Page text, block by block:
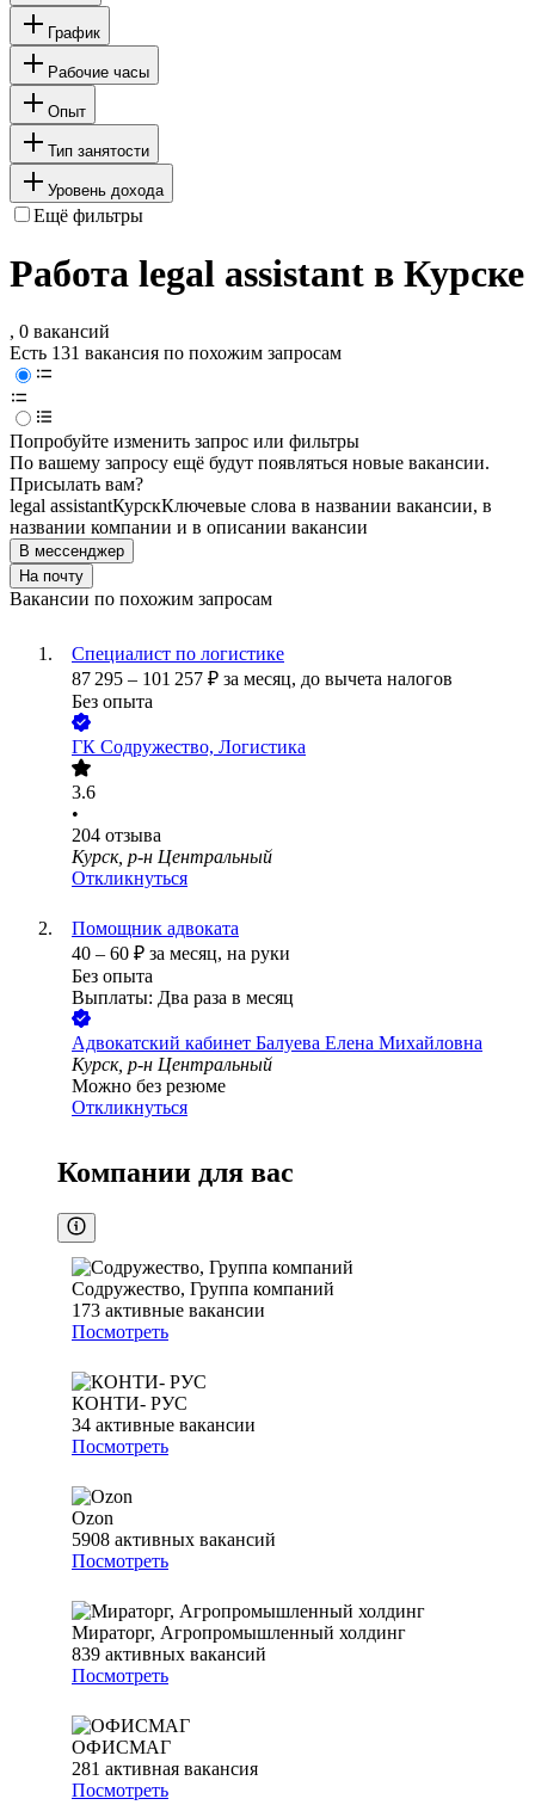
График
Рабочие часы
Опыт
Тип занятости
Уровень дохода
Ещё фильтры
Работа legal assistant в Курске
, 0 вакансий
Есть 131 вакансия по похожим запросам
Попробуйте изменить запрос или фильтры
По вашему запросу ещё будут появляться новые вакансии.
Присылать вам?
legal assistantКурскКлючевые слова в названии вакансии, в
названии компании и в описании вакансии
В мессенджер
На почту
Вакансии по похожим запросам
Специалист по логистике
87 295 – 101 257 ₽ за месяц, до вычета налогов
Без опыта
ГК Содружество, Логистика
3.6
•
204 отзыва
Курск, р-н Центральный
Откликнуться
Помощник адвоката
40 – 60 ₽ за месяц, на руки
Без опыта
Выплаты: Два раза в месяц
Адвокатский кабинет Балуева Елена Михайловна
Курск, р-н Центральный
Можно без резюме
Откликнуться
Компании для вас
Содружество, Группа компаний
173 активные вакансии
Посмотреть
КОНТИ- РУС
34 активные вакансии
Посмотреть
Ozon
5908 активных вакансий
Посмотреть
Мираторг, Агропромышленный холдинг
839 активных вакансий
Посмотреть
ОФИСМАГ
281 активная вакансия
Посмотреть